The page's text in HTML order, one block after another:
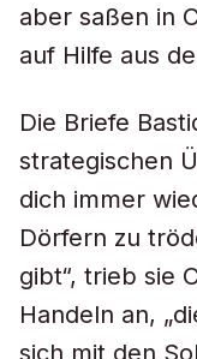
aber saßen in
auf Hilfe aus
Die Briefe
strategischen
dich immer
Dörfern zu
gibt“, trieb sie
Handeln an,
sich mit den